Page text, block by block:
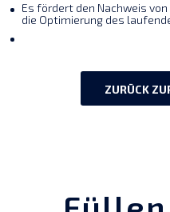
Es fördert den Nachweis
die Optimierung des
ZURÜCK